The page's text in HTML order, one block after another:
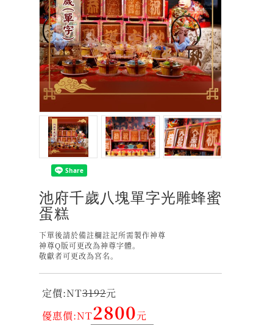
池府千歲八塊單字光雕蜂蜜
蛋糕
下單後請於備註欄註記所需製作神尊
神尊Q版可更改為神尊字體。
敬獻者可更改為宮名。
定價:NT3192元
優惠價:NT2800元